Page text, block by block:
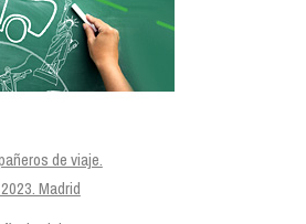
de viaje.
Madrid